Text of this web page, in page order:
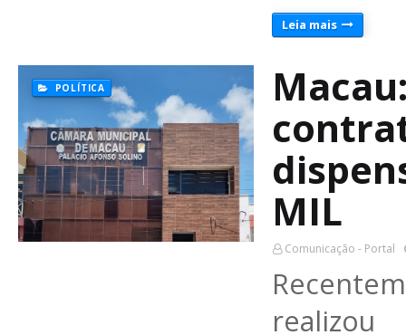
Leia mais
POLÍTICA
MIL
Comunicação - Portal